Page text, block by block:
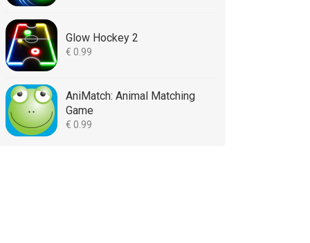
Glow Hockey 2
€ 0.99
AniMatch: Animal Matching
Game
€ 0.99